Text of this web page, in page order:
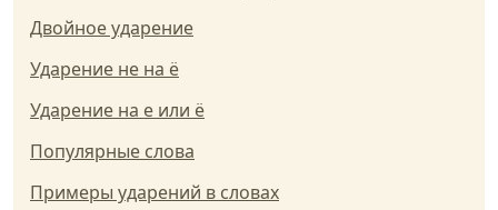
Двойное ударение
Ударение не на ё
Ударение на е или ё
Популярные слова
Примеры ударений в словах